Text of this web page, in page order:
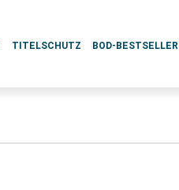
TITELSCHUTZ BOD-BESTSELLER